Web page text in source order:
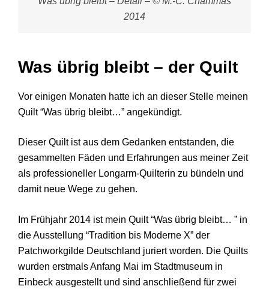
2014
Was übrig bleibt – der Quilt
Vor einigen Monaten hatte ich an dieser Stelle meinen
Quilt “Was übrig bleibt…” angekündigt.
Dieser Quilt ist aus dem Gedanken entstanden, die
gesammelten Fäden und Erfahrungen aus meiner Zeit
als professioneller Longarm-Quilterin zu bündeln und
damit neue Wege zu gehen.
Im Frühjahr 2014 ist mein Quilt “Was übrig bleibt… ” in
die Ausstellung “Tradition bis Moderne X” der
Patchworkgilde Deutschland juriert worden. Die Quilts
wurden erstmals Anfang Mai im Stadtmuseum in
Einbeck ausgestellt und sind anschließend für zwei